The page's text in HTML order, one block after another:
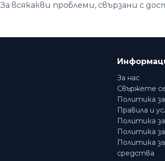
За всякакви проблеми, свързани с
За нас
Свържете
Политика
Правила и
Политика
Политика
Политика
средства